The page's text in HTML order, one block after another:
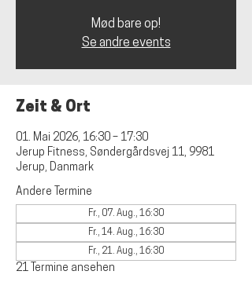
Mød bare op!
Se andre events
Zeit & Ort
01. Mai 2026, 16:30 – 17:30
Jerup Fitness, Søndergårdsvej 11, 9981
Jerup, Danmark
Andere Termine
Fr., 07. Aug., 16:30
Fr., 14. Aug., 16:30
Fr., 21. Aug., 16:30
21 Termine ansehen